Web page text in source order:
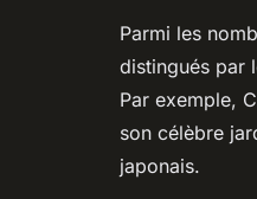
Parmi les
distingués par
Par exemple,
son célèbre
japonais.